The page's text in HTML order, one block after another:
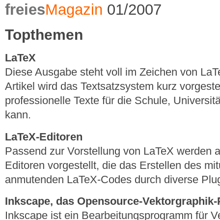
freiesMagazin 01/2007
Topthemen
LaTeX
Diese Ausgabe steht voll im Zeichen von
Artikel wird das Textsatzsystem kurz
professionelle Texte für die Schule,
kann.
LaTeX-Editoren
Passend zur Vorstellung von LaTeX werden
Editoren vorgestellt, die das Erstellen des
anmutenden LaTeX-Codes durch diverse
Inkscape, das Opensource-
Inkscape ist ein Bearbeitungsprogramm für